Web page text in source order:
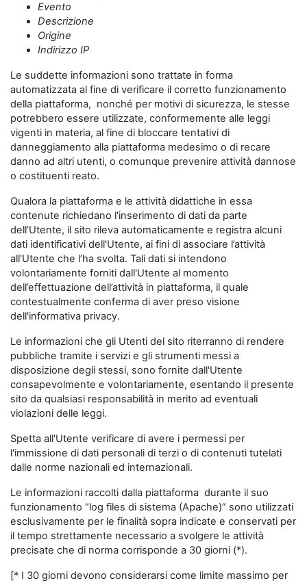
Evento
Descrizione
Origine
Indirizzo IP
Le suddette informazioni sono trattate in forma
automatizzata al fine di verificare il corretto funzionamento
della piattaforma, nonché per motivi di sicurezza, le stesse
potrebbero essere utilizzate, conformemente alle leggi
vigenti in materia, al fine di bloccare tentativi di
danneggiamento alla piattaforma medesimo o di recare
danno ad altri utenti, o comunque prevenire attività dannose
o costituenti reato.
Qualora la piattaforma e le attività didattiche in essa
contenute richiedano l'inserimento di dati da parte
dell’Utente, il sito rileva automaticamente e registra alcuni
dati identificativi dell'Utente, ai fini di associare l’attività
all'Utente che l’ha svolta. Tali dati si intendono
volontariamente forniti dall'Utente al momento
dell’effettuazione dell’attività in piattaforma, il quale
contestualmente conferma di aver preso visione
dell'informativa privacy.
Le informazioni che gli Utenti del sito riterranno di rendere
pubbliche tramite i servizi e gli strumenti messi a
disposizione degli stessi, sono fornite dall'Utente
consapevolmente e volontariamente, esentando il presente
sito da qualsiasi responsabilità in merito ad eventuali
violazioni delle leggi.
Spetta all'Utente verificare di avere i permessi per
l'immissione di dati personali di terzi o di contenuti tutelati
dalle norme nazionali ed internazionali.
Le informazioni raccolti dalla piattaforma durante il suo
funzionamento “log files di sistema (Apache)” sono utilizzati
esclusivamente per le finalità sopra indicate e conservati per
il tempo strettamente necessario a svolgere le attività
precisate che di norma corrisponde a 30 giorni (*).
[* I 30 giorni devono considerarsi come limite massimo per